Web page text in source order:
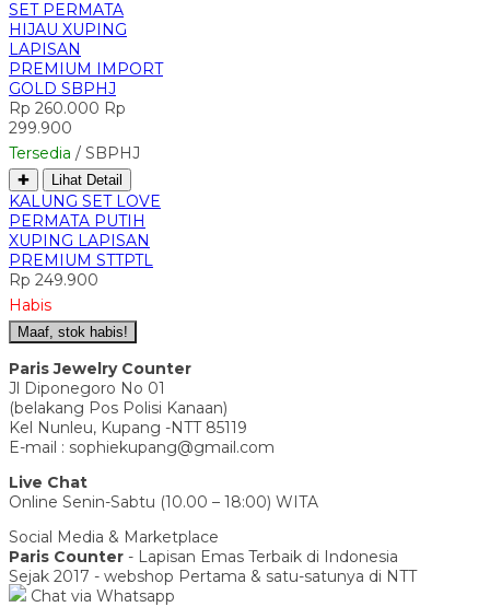
SET PERMATA
HIJAU XUPING
LAPISAN
PREMIUM IMPORT
GOLD SBPHJ
Rp 260.000 Rp
299.900
Tersedia / SBPHJ
✚ Lihat Detail
KALUNG SET LOVE
PERMATA PUTIH
XUPING LAPISAN
PREMIUM STTPTL
Rp 249.900
Habis
Maaf, stok habis!
Paris Jewelry Counter
Jl Diponegoro No 01
(belakang Pos Polisi Kanaan)
Kel Nunleu, Kupang -NTT 85119
E-mail : sophiekupang@gmail.com
Live Chat
Online Senin-Sabtu (10.00 – 18:00) WITA
Social Media & Marketplace
Paris Counter - Lapisan Emas Terbaik di Indonesia
Sejak 2017 - webshop Pertama & satu-satunya di NTT
Chat via Whatsapp